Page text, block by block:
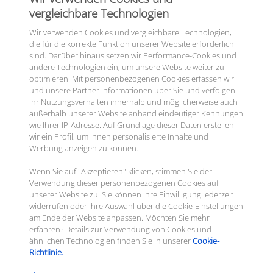
Kosatec
Travion
Yukatel
Onboarding
Support für ITscope
Changelog / Release Notes
API Dokumentation
2‑Faktor-Athentifizierung
Unternehmen
Über ITscope
Unser Team
Karriere bei ITscope
Presse
Termine & Messen
Kontakt
Kontakt
ITscope GmbH
Durlacher Allee 73
76131 Karlsruhe
IhreKontaktmöglichkeiten
Newsletter abon­nie­ren
vergleichbare Technologien
Wir verwenden Cookies und vergleichbare Technologien,
die für die korrekte Funktion unserer Website erforderlich
sind. Darüber hinaus setzen wir Performance-Cookies und
andere Technologien ein, um unsere Website weiter zu
optimieren. Mit personenbezogenen Cookies erfassen wir
und unsere Partner Informationen über Sie und verfolgen
Ihr Nutzungsverhalten innerhalb und möglicherweise auch
außerhalb unserer Website anhand eindeutiger Kennungen
wie Ihrer IP-Adresse. Auf Grundlage dieser Daten erstellen
wir ein Profil, um Ihnen personalisierte Inhalte und
Werbung anzeigen zu können.
Wenn Sie auf "Akzeptieren" klicken, stimmen Sie der
Verwendung dieser personenbezogenen Cookies auf
unserer Website zu. Sie können Ihre Einwilligung jederzeit
widerrufen oder Ihre Auswahl über die Cookie-Einstellungen
am Ende der Website anpassen. Möchten Sie mehr
erfahren? Details zur Verwendung von Cookies und
ähnlichen Technologien finden Sie in unsererCookie-
Richtlinie.